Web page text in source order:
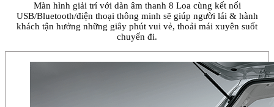
Màn hình giải trí với dàn âm thanh 8 Loa cùng kết nối
USB/Bluetooth/điện thoại thông minh sẽ giúp người lái & hành
khách tận hưởng những giây phút vui vẻ, thoải mái xuyên suốt
chuyến đi.